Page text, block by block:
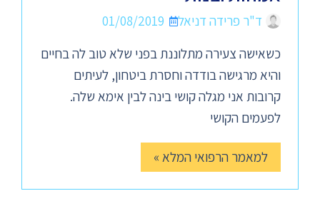
ד"ר פרידה דניאל
01/08/2019
כשאישה צעירה מתלוננת בפני שלא טוב לה בחיים
והיא מרגישה בודדה וחסרת ביטחון, לעיתים
קרובות אני מגלה קושי בינה לבין אימא שלה.
לפעמים הקושי
למאמר הרפואי המלא »